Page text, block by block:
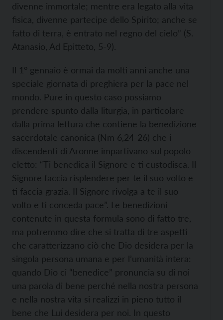
divenne immortale; mentre era legato alla vita
fisica, divenne partecipe dello Spirito; anche se
fatto di terra, è entrato nel regno del cielo” (S.
Atanasio, Ad Epitteto, 5-9).
Il 1° gennaio è ormai da molti anni anche una
speciale giornata di preghiera per la pace nel
mondo. Pure in questo caso possiamo
prendere spunto dalla liturgia, in particolare
dalla prima lettura che contiene la benedizione
sacerdotale canonica (Nm 6,24-26) che i
discendenti di Aronne impartivano sul popolo
eletto: “Ti benedica il Signore e ti custodisca. Il
Signore faccia risplendere per te il suo volto e
ti faccia grazia. Il Signore rivolga a te il suo
volto e ti conceda pace”. Le benedizioni
contenute in questa formula sono di fatto tre,
ma potremmo dire che si tratta di tre aspetti
che caratterizzano ciò che Dio desidera per la
singola persona umana e per l’umanità intera:
quando Dio ci “benedice” pronuncia su di noi
una parola di bene perché nella nostra persona
e nella nostra vita si realizzi in pieno tutto il
bene che Lui desidera per noi. In questo